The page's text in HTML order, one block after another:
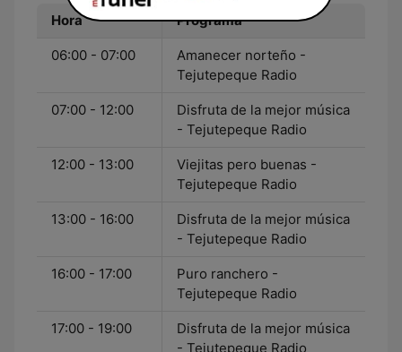
Hora Programa
06:00 - 07:00
Amanecer norteño -
Tejutepeque Radio
07:00 - 12:00
Disfruta de la mejor música
- Tejutepeque Radio
12:00 - 13:00
Viejitas pero buenas -
Tejutepeque Radio
13:00 - 16:00
Disfruta de la mejor música
- Tejutepeque Radio
16:00 - 17:00
Puro ranchero -
Tejutepeque Radio
17:00 - 19:00
Disfruta de la mejor música
- Tejutepeque Radio